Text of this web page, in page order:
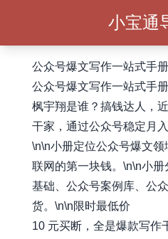
小宝通
公众号爆文写作一站式手册
公众号爆文写作一站式手
枫宇翔是谁？搞钱达人，
干家，通过公众号稳定月
\n\n小册定位公众号爆文
联网的第一块钱。\n\n小
基础、公众号案例库、公
货。\n\n限时最低价
10 元买断，全是爆款写作